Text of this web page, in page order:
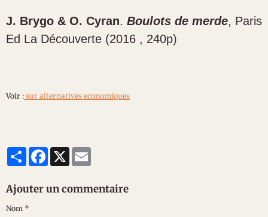
J. Brygo & O. Cyran. Boulots de merde, Paris
Ed La Découverte (2016 , 240p)
Voir : sur alternatives economiques
PartagerFacebook
X
Ajouter un commentaire
Nom